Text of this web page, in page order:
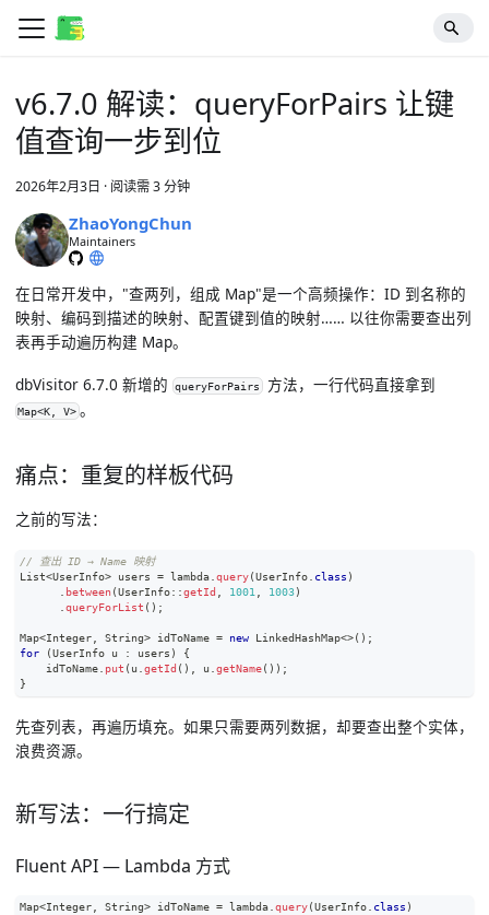
v6.7.0 解读：queryForPairs 让键
值查询一步到位
2026年2月3日 · 阅读需 3 分钟
ZhaoYongChun
Maintainers
在日常开发中，"查两列，组成 Map"是一个高频操作：ID 到名称的
映射、编码到描述的映射、配置键到值的映射…… 以往你需要查出列
表再手动遍历构建 Map。
dbVisitor 6.7.0 新增的 queryForPairs 方法，一行代码直接拿到
Map<K, V> 。
痛点：重复的样板代码
之前的写法：
// 查出 ID → Name 映射
List<UserInfo> users = lambda. query(UserInfo. class )
between(UserInfo::getId 1001 1003)
queryForList ( ) ;
Map<Integer, String> idToName = new LinkedHashMap<>( ) ;
for
(UserInfo u : users )
{
    idToName
. put ( u. getId ( ) u. getName( ) ) ;
}
先查列表，再遍历填充。如果只需要两列数据，却要查出整个实体，
浪费资源。
新写法：一行搞定
Fluent API — Lambda 方式
Map<Integer, String> idToName = lambda.query(UserInfo. class )